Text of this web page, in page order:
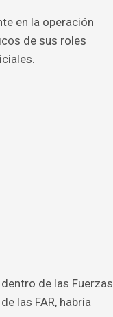
en la operación
de sus roles
de las Fuerzas
las FAR, habría